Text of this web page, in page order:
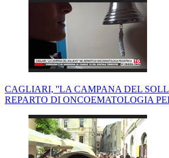
CAGLIARI, ''LA CAMPANA DEL
REPARTO DI ONCOEMATOLOGIA